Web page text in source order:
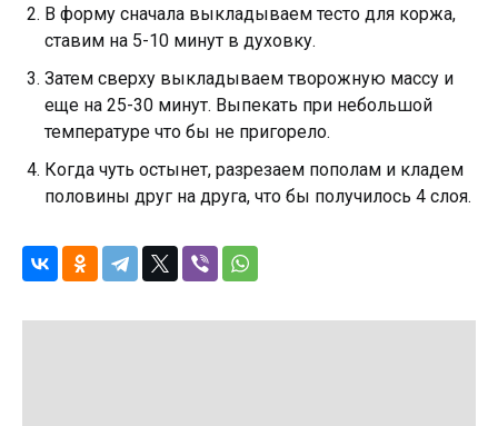
В форму сначала выкладываем тесто для коржа,
ставим на 5-10 минут в духовку.
Затем сверху выкладываем творожную массу и
еще на 25-30 минут. Выпекать при небольшой
температуре что бы не пригорело.
Когда чуть остынет, разрезаем пополам и кладем
половины друг на друга, что бы получилось 4 слоя.